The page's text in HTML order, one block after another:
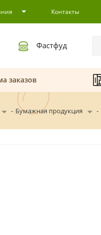
Контакты
Фастфуд
заказов
- Бумажная продукция -